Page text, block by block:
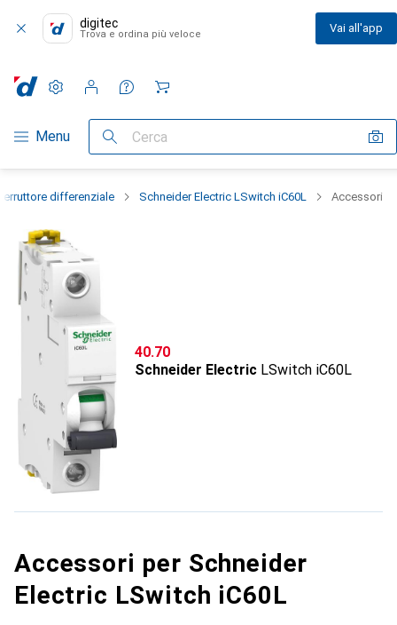
digitec
Trova e ordina più veloce Vai all'app
Categoria Navigazione
Menu Cerca
Impostazioni
Conto cliente
Liste di confronto
Liste dei desideri
Carrello
differenziale Schneider Electric LSwitch iC60L Accessori
CHF
40.70
Schneider Electric LSwitch iC60L
Accessori per Schneider
Electric LSwitch iC60L